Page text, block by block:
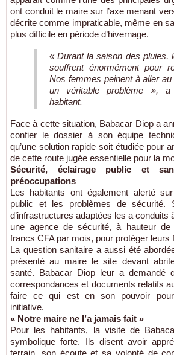
ont conduit le maire sur l’axe menant
décrite comme impraticable, même en
plus difficile en période d’hivernage.
« Durant la saison des pluies,
souffrent énormément pour
Nos femmes peinent à aller au
un véritable problème », a
habitant.
Face à cette situation, Babacar Diop a
confier le dossier à son équipe
qu’une solution rapide soit étudiée pour
de cette route jugée essentielle pour la
Sécurité, éclairage public et
préoccupations
Les habitants ont également alerté
public et les problèmes de sécurité.
d’infrastructures adaptées les a conduits
une agence de sécurité, à hauteur de
francs CFA par mois, pour protéger leurs
La question sanitaire a aussi été
présenté au maire le site devant
santé. Babacar Diop leur a demandé
correspondances et documents relatifs
faire ce qui est en son pouvoir pour
initiative.
« Notre maire ne l’a jamais fait »
Pour les habitants, la visite de
symbolique forte. Ils disent avoir
terrain, son écoute et sa volonté de